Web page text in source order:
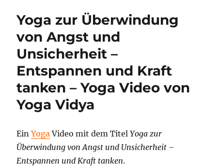
Yoga zur Überwindung
von Angst und
Unsicherheit –
Entspannen und Kraft
tanken – Yoga Video von
Yoga Vidya
EinYoga Video mit dem TitelYoga zur
Überwindung von Angst und Unsicherheit –
Entspannen und Kraft tanken.